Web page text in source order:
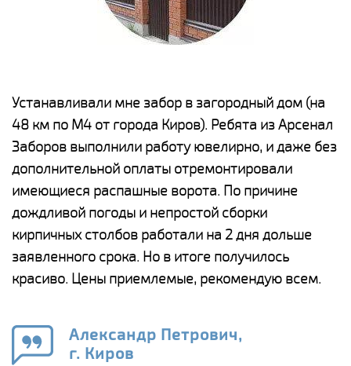
Устанавливали мне забор в загородный дом (на
48 км по М4 от города Киров). Ребята из Арсенал
Заборов выполнили работу ювелирно, и даже без
дополнительной оплаты отремонтировали
имеющиеся распашные ворота. По причине
дождливой погоды и непростой сборки
кирпичных столбов работали на 2 дня дольше
заявленного срока. Но в итоге получилось
красиво. Цены приемлемые, рекомендую всем.
Александр Петрович,
г. Киров